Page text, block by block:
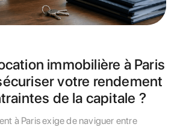
immobilière à Paris
votre rendement
de la capitale ?
à Paris exige de naviguer entre